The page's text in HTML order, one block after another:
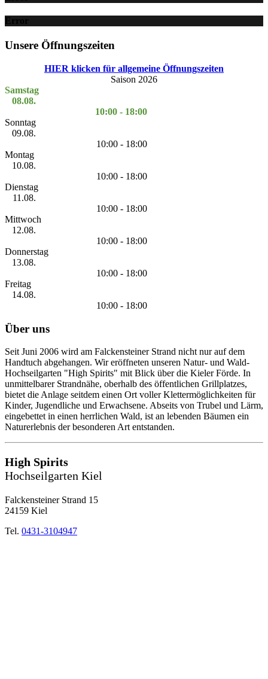
Error
Unsere Öffnungszeiten
HIER klicken für allgemeine Öffnungszeiten
Saison 2026
Samstag
08.08.
10:00 - 18:00
Sonntag
09.08.
10:00 - 18:00
Montag
10.08.
10:00 - 18:00
Dienstag
11.08.
10:00 - 18:00
Mittwoch
12.08.
10:00 - 18:00
Donnerstag
13.08.
10:00 - 18:00
Freitag
14.08.
10:00 - 18:00
Über uns
Seit Juni 2006 wird am Falckensteiner Strand nicht nur auf dem
Handtuch abgehangen. Wir eröffneten unseren Natur- und Wald-
Hochseilgarten "High Spirits" mit Blick über die Kieler Förde. In
unmittelbarer Strandnähe, oberhalb des öffentlichen Grillplatzes,
bietet die Anlage seitdem einen Ort voller Klettermöglichkeiten für
Kinder, Jugendliche und Erwachsene. Abseits von Trubel und Lärm,
eingebettet in einen herrlichen Wald, ist an lebenden Bäumen ein
Naturerlebnis der besonderen Art entstanden.
High Spirits
Hochseilgarten Kiel
Falckensteiner Strand 15
24159 Kiel
Tel. 0431-3104947